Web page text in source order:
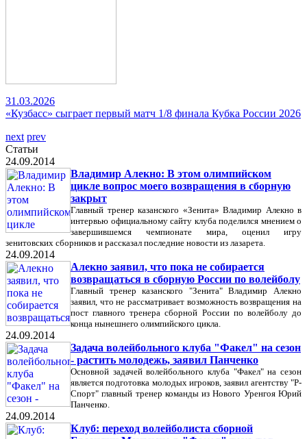
31.03.2026
«Кузбасс» сыграет первый матч 1/8 финала Кубка России 2026
next prev
Статьи
24.09.2014
Владимир Алекно: В этом олимпийском
цикле вопрос моего возвращения в сборную
закрыт
Главный тренер казанского «Зенита» Владимир Алекно в
интервью официальному сайту клуба поделился мнением о
завершившемся чемпионате мира, оценил игру
зенитовских сборников и рассказал последние новости из лазарета.
24.09.2014
Алекно заявил, что пока не собирается
возвращаться в сборную России по волейболу
Главный тренер казанского "Зенита" Владимир Алекно
заявил, что не рассматривает возможность возвращения на
пост главного тренера сборной России по волейболу до
конца нынешнего олимпийского цикла.
24.09.2014
Задача волейбольного клуба "Факел" на сезон
- растить молодежь, заявил Панченко
Основной задачей волейбольного клуба "Факел" на сезон
является подготовка молодых игроков, заявил агентству "Р-
Спорт" главный тренер команды из Нового Уренгоя Юрий
Панченко.
24.09.2014
Клуб: переход волейболиста сборной